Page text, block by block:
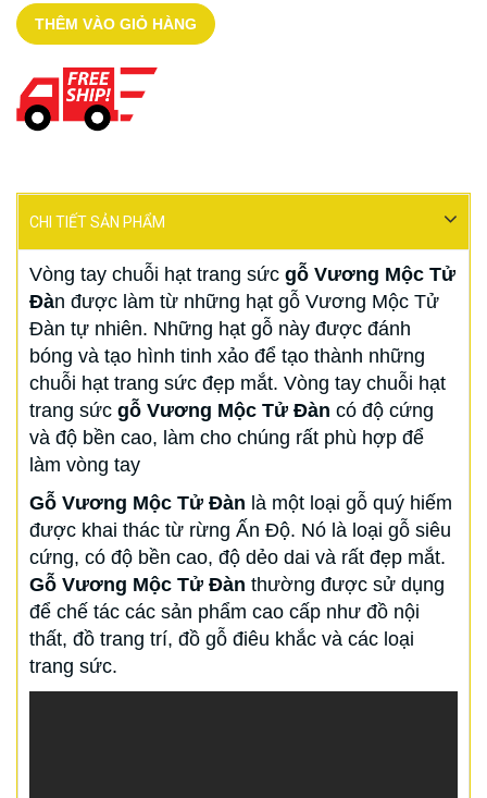
THÊM VÀO GIỎ HÀNG
CHI TIẾT SẢN PHẨM
Vòng tay chuỗi hạt trang sức gỗ Vương Mộc Tử
Đàn được làm từ những hạt gỗ Vương Mộc Tử
Đàn tự nhiên. Những hạt gỗ này được đánh
bóng và tạo hình tinh xảo để tạo thành những
chuỗi hạt trang sức đẹp mắt. Vòng tay chuỗi hạt
trang sức gỗ Vương Mộc Tử Đàn có độ cứng
và độ bền cao, làm cho chúng rất phù hợp để
làm vòng tay
Gỗ Vương Mộc Tử Đàn là một loại gỗ quý hiếm
được khai thác từ rừng Ấn Độ. Nó là loại gỗ siêu
cứng, có độ bền cao, độ dẻo dai và rất đẹp mắt.
Gỗ Vương Mộc Tử Đàn thường được sử dụng
để chế tác các sản phẩm cao cấp như đồ nội
thất, đồ trang trí, đồ gỗ điêu khắc và các loại
trang sức.